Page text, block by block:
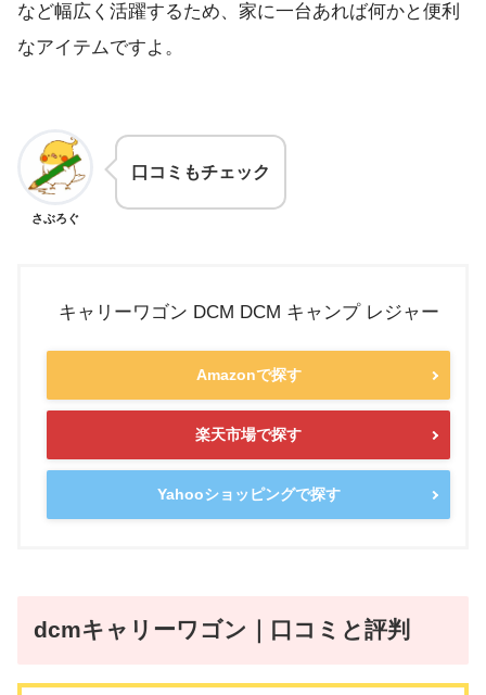
など幅広く活躍するため、家に一台あれば何かと便利
なアイテムですよ。
さぶろぐ
口コミもチェック
キャリーワゴン DCM DCM キャンプ レジャー
Amazonで探す
楽天市場で探す
Yahooショッピングで探す
dcmキャリーワゴン｜口コミと評判